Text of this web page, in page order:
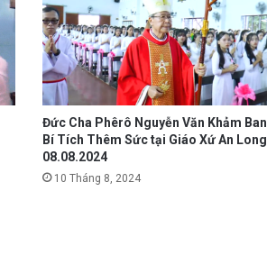
Đức Cha Phêrô Nguyễn Văn Khảm Ban
Bí Tích Thêm Sức tại Giáo Xứ An Long
08.08.2024
10 Tháng 8, 2024